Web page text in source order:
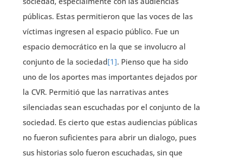
públicas. Estas permitieron que las voces de las
víctimas ingresen al espacio público. Fue un
espacio democrático en la que se involucro al
conjunto de la sociedad[1]. Pienso que ha sido
uno de los aportes mas importantes dejados por
la CVR. Permitió que las narrativas antes
silenciadas sean escuchadas por el conjunto de la
sociedad. Es cierto que estas audiencias públicas
no fueron suficientes para abrir un dialogo, pues
sus historias solo fueron escuchadas, sin que